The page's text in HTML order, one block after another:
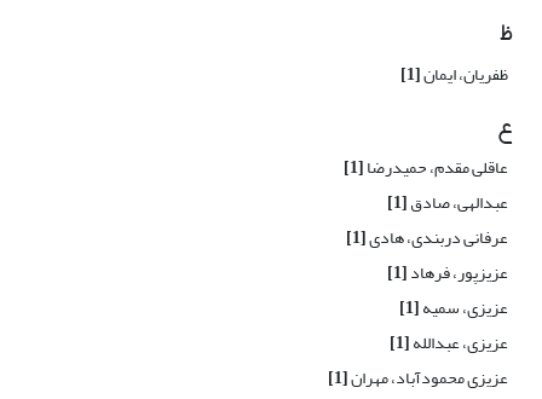
ظ
ظفریان، ایمان[1]
ع
عاقلی مقدم، حمیدرضا[1]
عبدالهی، صادق[1]
عرفانی دربندی، هادی[1]
عزیزپور، فرهاد[1]
عزیزی، سمیه[1]
عزیزی، عبدالله[1]
عزیزی محمودآباد، مهران[1]